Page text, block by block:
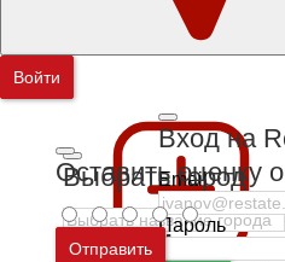
Войти
Выбрать город
Москва и
Московская
Вход на
Email
Пароль
Оставить оценку
Отправить